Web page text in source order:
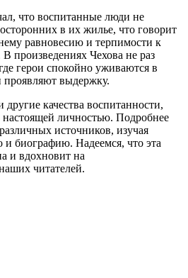
что воспитанные люди не
в их жилье, что говорит
равновесию и терпимости к
произведениях Чехова не раз
герои спокойно уживаются в
проявляют выдержку.
качества воспитанности,
настоящей личностью. Подробнее
источников, изучая
и биографию. Надеемся, что эта
и вдохновит на
читателей.